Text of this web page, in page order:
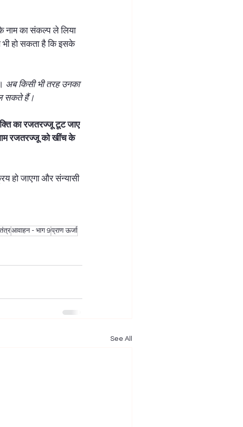
नाम का संकल्प ले लिया
भी हो सकता है कि इसके
अब किसी भी तरह उनका
सकते हैं।
का रजतरज्जू टूट जाए
रजतरज्जू को खींच के
हो जाएगा और संन्यासी
आवाहन - भाग 9प्राण ऊर्जा
See All